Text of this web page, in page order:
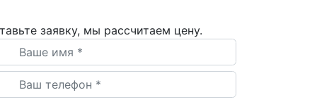
заявку, мы рассчитаем цену.